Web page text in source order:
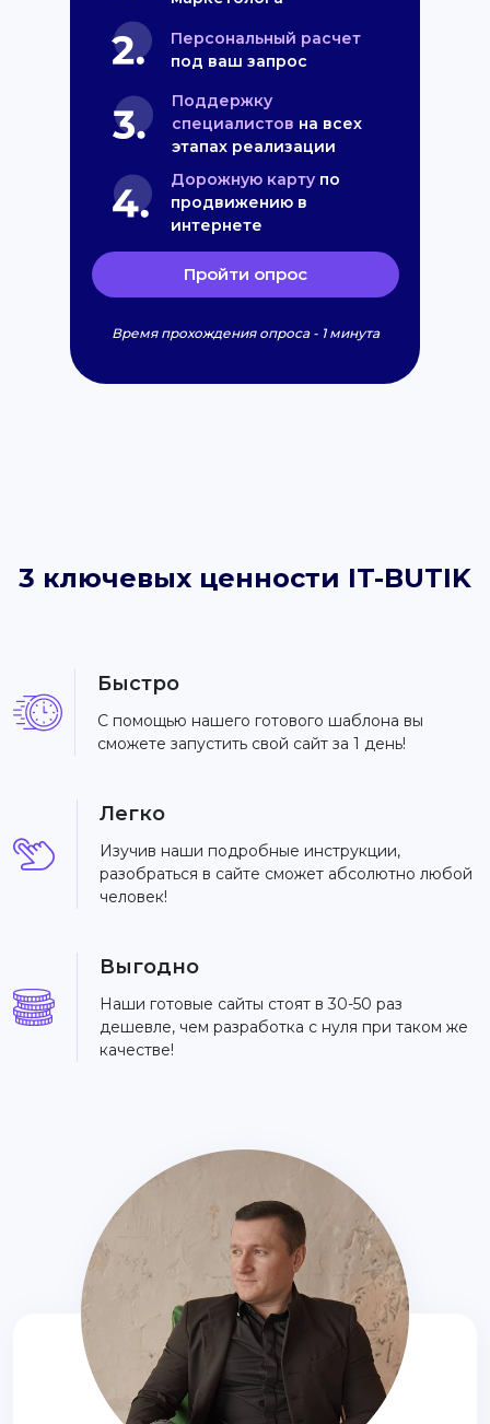
Персональный расчет
под ваш запрос
Поддержку
специалистов на всех
этапах реализации
Дорожную карту по
продвижению в
интернете
Пройти опрос
Время прохождения опроса - 1 минута
3 ключевых ценности IT-BUTIK
Быстро
С помощью нашего готового шаблона вы
сможете запустить свой сайт за 1 день!
Легко
Изучив наши подробные инструкции,
разобраться в сайте сможет абсолютно любой
человек!
Выгодно
Наши готовые сайты стоят в 30-50 раз
дешевле, чем разработка с нуля при таком же
качестве!